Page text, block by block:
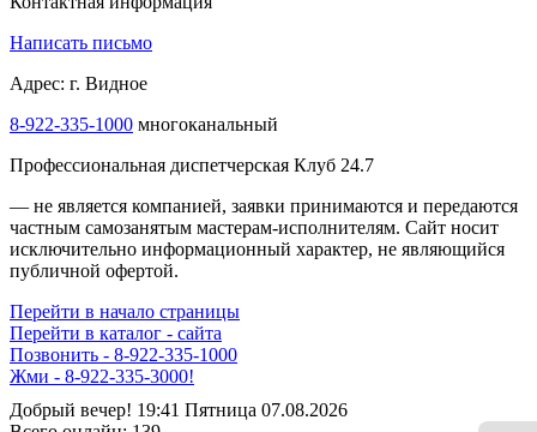
Написать письмо
Адрес: г. Видное
8-922-335-2000 многоканальный
Профессиональная диспетчерская Клуб 24.7
— не является компанией, заявки принимаются и передаются
частным самозанятым мастерам‑исполнителям. Сайт носит
исключительно информационный характер, не являющийся
публичной офертой.
Перейти в начало страницы
Перейти в каталог - сайта
Позвонить - 8-922-335-1000
ДИСПЕТЧЕР НА СВЯЗИ - 8-922-335-1000
Добрый вечер! 19:41 Пятница 07.08.2026